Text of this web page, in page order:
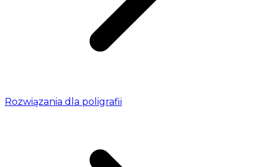
Rozwiązania dla poligrafii